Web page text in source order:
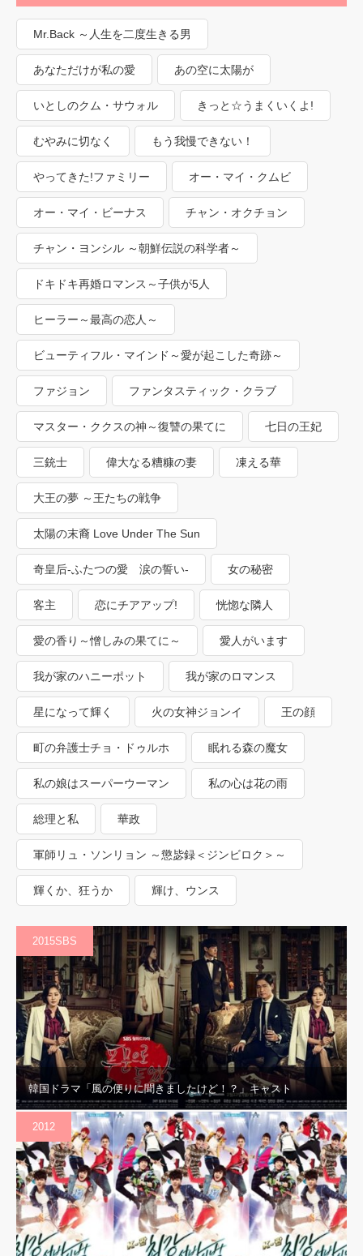
Mr.Back ～人生を二度生きる男
あなただけが私の愛 あの空に太陽が
いとしのクム・サウォル きっと☆うまくいくよ!
むやみに切なく もう我慢できない！
やってきた!ファミリー オー・マイ・クムビ
オー・マイ・ビーナス チャン・オクチョン
チャン・ヨンシル ～朝鮮伝説の科学者～
ドキドキ再婚ロマンス～子供が5人
ヒーラー～最高の恋人～
ビューティフル・マインド～愛が起こした奇跡～
ファジョン ファンタスティック・クラブ
マスター・ククスの神～復讐の果てに 七日の王妃
三銃士 偉大なる糟糠の妻 凍える華
大王の夢 ～王たちの戦争
太陽の末裔 Love Under The Sun
奇皇后-ふたつの愛 涙の誓い- 女の秘密
客主 恋にチアアップ! 恍惚な隣人
愛の香り～憎しみの果てに～ 愛人がいます
我が家のハニーポット 我が家のロマンス
星になって輝く 火の女神ジョンイ 王の顔
町の弁護士チョ・ドゥルホ 眠れる森の魔女
私の娘はスーパーウーマン 私の心は花の雨
総理と私 華政
軍師リュ・ソンリョン ～懲毖録＜ジンビロク＞～
輝くか、狂うか 輝け、ウンス
2015SBS
韓国ドラマ「風の便りに聞きましたけど！？」キャスト
2012